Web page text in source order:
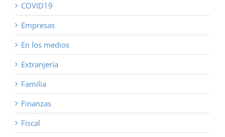
COVID19
Empresas
En los medios
Extranjería
Familia
Finanzas
Fiscal